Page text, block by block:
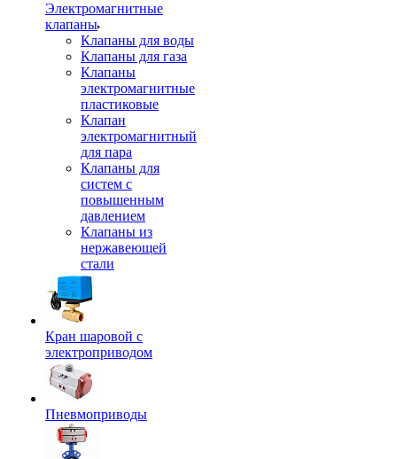
Электромагнитные
клапаны
Клапаны для воды
Клапаны для газа
Клапаны
электромагнитные
пластиковые
Клапан
электромагнитный
для пара
Клапаны для
систем с
повышенным
давлением
Клапаны из
нержавеющей
стали
Кран шаровой с
электроприводом
Пневмоприводы